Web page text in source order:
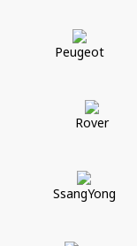
Peugeot
Rover
SsangYong